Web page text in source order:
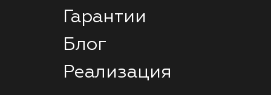
Гарантии
Блог
Реализация